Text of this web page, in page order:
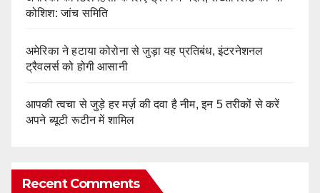
कोशिश: जांच समिति
अमेरिका ने हटाया कोरोना से जुड़ा यह प्रतिबंध, इंटरनेशनल
ट्रैवलर्स को होगी आसानी
आपकी त्वचा से जुड़े हर मर्ज़ की दवा है नीम, इन 5 तरीकों से करें
अपने ब्यूटी रूटीन में शामिल
Recent Comments